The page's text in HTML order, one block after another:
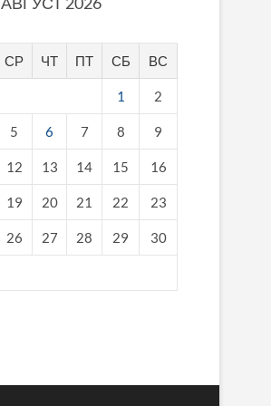
СР ЧТ ПТ СБ ВС
1 2
5 6 7 8 9
12 13 14 15 16
19 20 21 22 23
26 27 28 29 30